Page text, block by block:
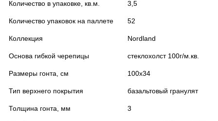
Количество в упаковке, кв.м. 3,5
Количество упаковок на паллете 52
Коллекция Nordland
Основа гибкой черепицы стеклохолст 100г/м.кв.
Размеры гонта, см 100х34
Тип верхнего покрытия базальтовый гранулят
Толщина гонта, мм 3